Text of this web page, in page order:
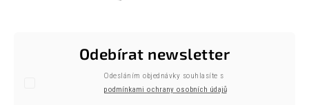
Odebírat newsletter
Odesláním objednávky souhlasíte s
podmínkami ochrany osobních údajů